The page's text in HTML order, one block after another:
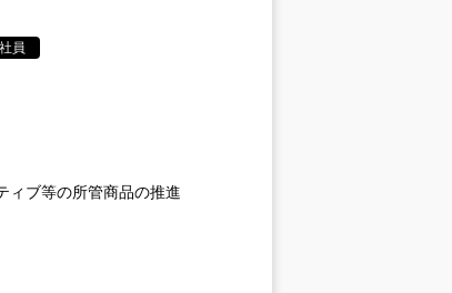
員
ィブ等の所管商品の推進